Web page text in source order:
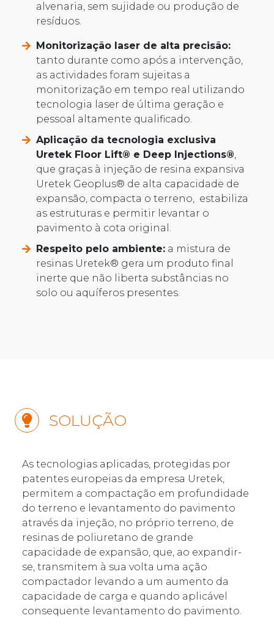
alvenaria, sem sujidade ou produção de
resíduos.
Monitorização laser de alta precisão:
tanto durante como após a intervenção,
as actividades foram sujeitas a
monitorização em tempo real utilizando
tecnologia laser de última geração e
pessoal altamente qualificado.
Aplicação da tecnologia exclusiva
Uretek Floor Lift® e Deep Injections®,
que graças à injeção de resina expansiva
Uretek Geoplus® de alta capacidade de
expansão, compacta o terreno, estabiliza
as estruturas e permitir levantar o
pavimento à cota original.
Respeito pelo ambiente: a mistura de
resinas Uretek® gera um produto final
inerte que não liberta substâncias no
solo ou aquíferos presentes.
SOLUÇÃO
As tecnologias aplicadas, protegidas por
patentes europeias da empresa Uretek,
permitem a compactação em profundidade
do terreno e levantamento do pavimento
através da injeção, no próprio terreno, de
resinas de poliuretano de grande
capacidade de expansão, que, ao expandir-
se, transmitem à sua volta uma ação
compactador levando a um aumento da
capacidade de carga e quando aplicável
consequente levantamento do pavimento.